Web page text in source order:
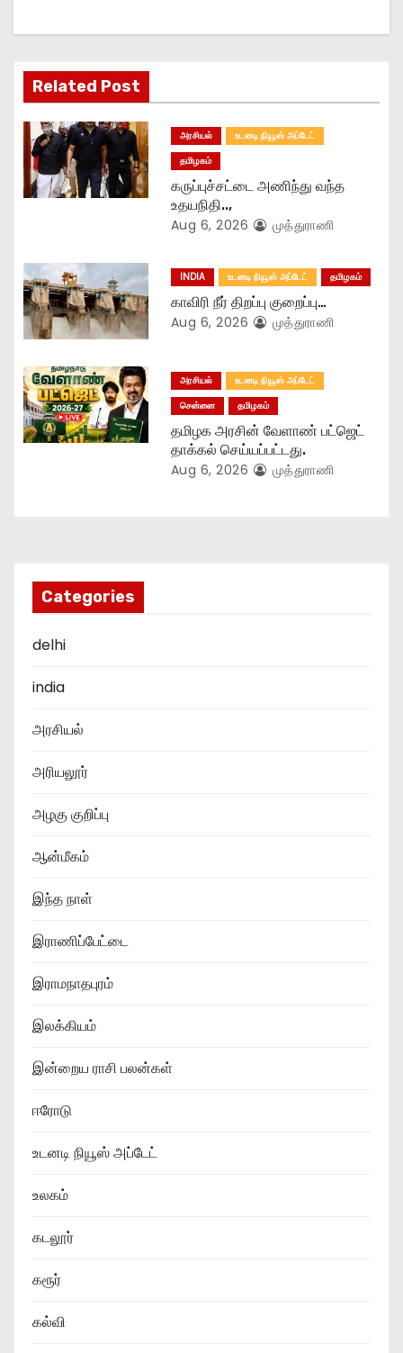
g
a
t
i
o
Related Post
அரசியல்
உடனடி நியூஸ் அப்டேட்
தமிழகம்
கருப்புச்சட்டை அணிந்து வந்த
உதயநிதி..,
Aug 6, 2026 முத்துராணி
INDIA உடனடி நியூஸ் அப்டேட் தமிழகம்
காவிரி நீர் திறப்பு குறைப்பு…
Aug 6, 2026 முத்துராணி
அரசியல்
உடனடி நியூஸ் அப்டேட்
சென்னை
தமிழகம்
தமிழக அரசின் வேளாண் பட்ஜெட்
தாக்கல் செய்யப்பட்டது.
Aug 6, 2026 முத்துராணி
Categories
delhi
india
அரசியல்
அரியலூர்
அழகு குறிப்பு
ஆன்மீகம்
இந்த நாள்
இராணிப்பேட்டை
இராமநாதபுரம்
இலக்கியம்
இன்றைய ராசி பலன்கள்
ஈரோடு
உடனடி நியூஸ் அப்டேட்
உலகம்
கடலூர்
கரூர்
கல்வி